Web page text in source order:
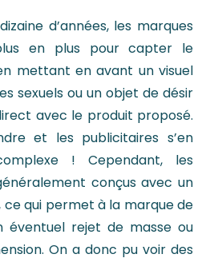
d’années, les marques
en plus pour capter le
mettant en avant un visuel
sexuels ou un objet de désir
avec le produit proposé.
et les publicitaires s’en
! Cependant, les
conçus avec un
ce qui permet à la marque de
éventuel rejet de masse ou
On a donc pu voir des